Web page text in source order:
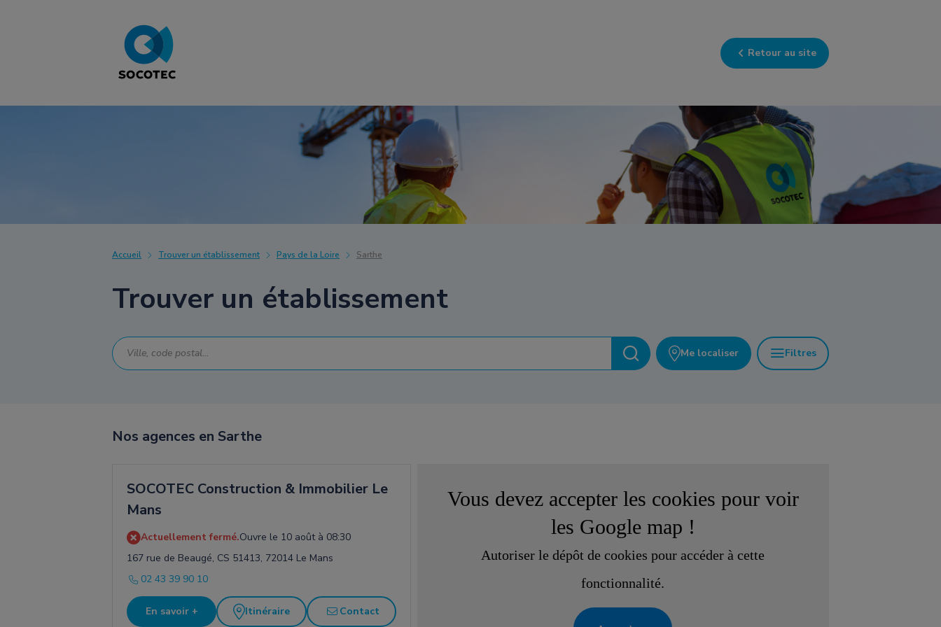
Retour au site
Accueil Trouver un établissement Pays de la Loire Sarthe
Trouver un établissement
Me localiser Filtres
Nos agences en Sarthe
SOCOTEC Construction & Immobilier Le
Mans
Actuellement fermé.Ouvre le 10 août à 08:30
167 rue de Beaugé, CS 51413, 72014 Le Mans
02 43 39 90 10
En savoir + Itinéraire Contact
Vous devez accepter les cookies pour voir
les Google map !
Autoriser le dépôt de cookies pour accéder à cette
fonctionnalité.